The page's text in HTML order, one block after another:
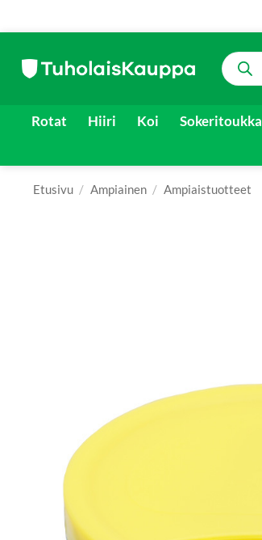
content
Products
search
Rotat Hiiri Koi Sokeritoukka
Etusivu / Ampiainen / Ampiaistuotteet